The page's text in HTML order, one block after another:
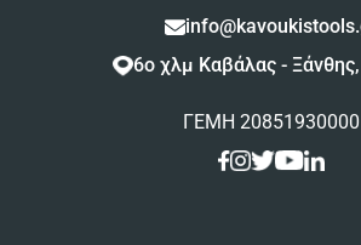
6ο χλμ Καβάλας -
ΓΕΜΗ 20851930000